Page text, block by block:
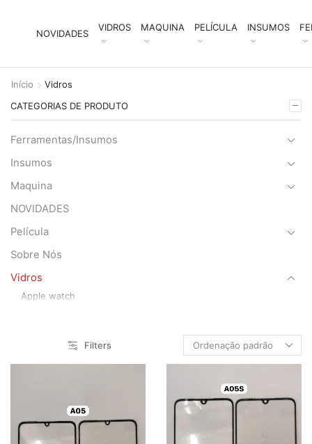
NOVIDADES
VIDROS MAQUINA PELÍCULA INSUMOS
Início Vidros
Filters
CATEGORIAS DE PRODUTO
Ferramentas/Insumos
Insumos
Maquina
NOVIDADES
Película
Sobre Nós
Vidros
Apple watch
IPAD